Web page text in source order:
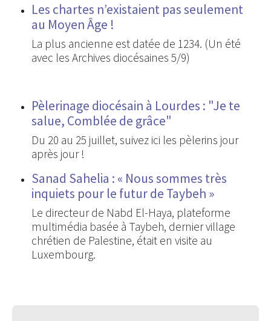
Les chartes n’existaient pas seulement
au Moyen Âge !
La plus ancienne est datée de 1234. (Un été
avec les Archives diocésaines 5/9)
Pèlerinage diocésain à Lourdes : "Je te
salue, Comblée de grâce"
Du 20 au 25 juillet, suivez ici les pèlerins jour
après jour !
Sanad Sahelia : « Nous sommes très
inquiets pour le futur de Taybeh »
Le directeur de Nabd El-Haya, plateforme
multimédia basée à Taybeh, dernier village
chrétien de Palestine, était en visite au
Luxembourg.